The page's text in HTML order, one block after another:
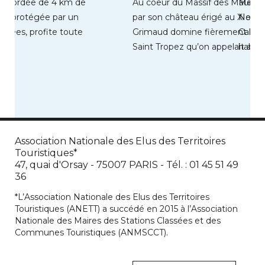
bordée de 4 km de
protégée par un
profite toute
Au coeur du Massif des
par son château érigé au XIe
Grimaud domine fièrement le
Saint Tropez qu’on appelait
Association Nationale des Elus des Territoires
Touristiques*
47, quai d'Orsay - 75007 PARIS - Tél. : 01 45 51 49
36
*L’Association Nationale des Elus des Territoires
Touristiques (ANETT) a succédé en 2015 à l’Association
Nationale des Maires des Stations Classées et des
Communes Touristiques (ANMSCCT).